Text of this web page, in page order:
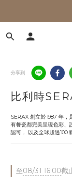
分享到
比利時
SERAX 創立於1987 年
有餐瓷都完美呈現色彩、
認可， 以及全球超過100
至08/31 16:00截